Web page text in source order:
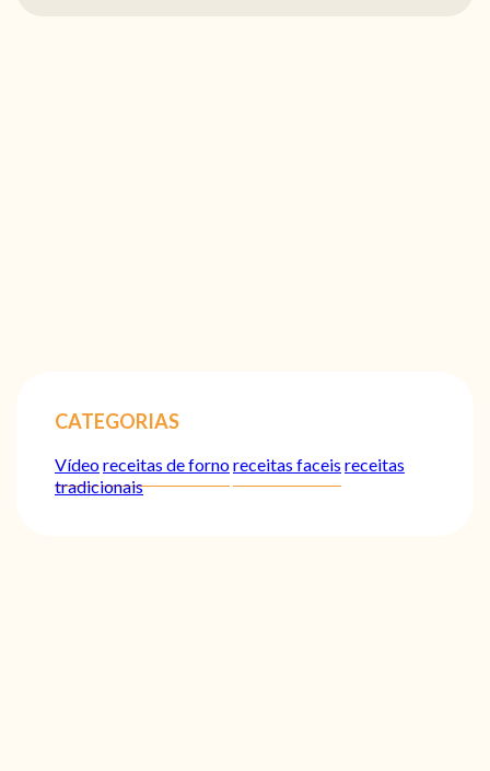
CATEGORIAS
Vídeoreceitas de fornoreceitas faceis receitas
tradicionais